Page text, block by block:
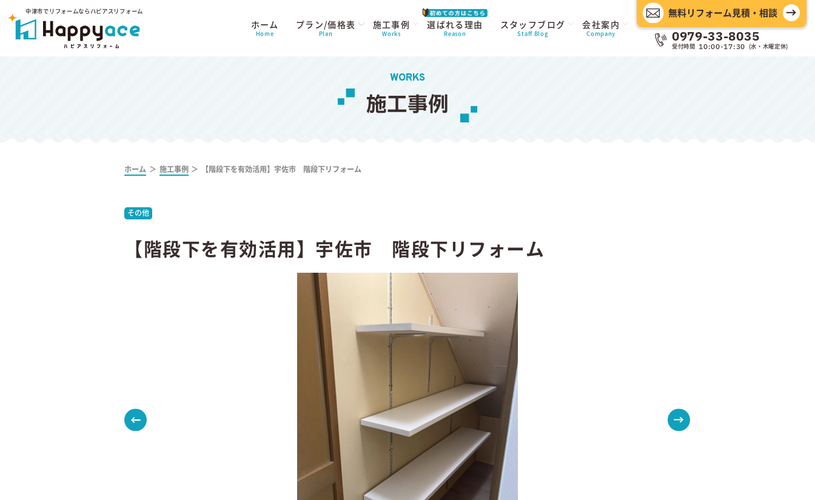
中津市でリフォームならハピアスリフォーム
ホーム
Home
プラン/価格表
Plan
施工事例
Works
選ばれる理由
Reason
スタッフブログ
Staff Blog
会社案内
Company
無料リフォーム見積・相談
0979-33-8035
受付時間 10:00-17:30 (水・木曜定休)
WORKS
施工事例
ホーム 施工事例 【階段下を有効活用】宇佐市 階段下リフォーム
その他
【階段下を有効活用】宇佐市 階段下リフォーム